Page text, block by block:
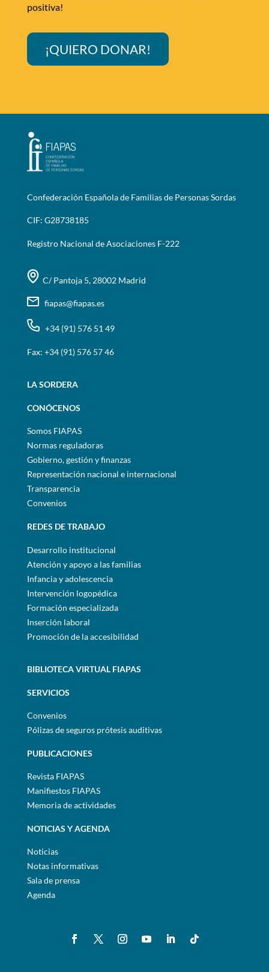
positiva!
¡QUIERO DONAR!
Confederación Española de Familias de Personas Sordas
CIF: G28738185
Registro Nacional de Asociaciones F-222
C/ Pantoja 5, 28002 Madrid
fiapas@fiapas.es
+34 (91) 576 51 49
Fax: +34 (91) 576 57 46
LA SORDERA
CONÓCENOS
Somos FIAPAS
Normas reguladoras
Gobierno, gestión y finanzas
Representación nacional e internacional
Transparencia
Convenios
REDES DE TRABAJO
Desarrollo institucional
Atención y apoyo a las familias
Infancia y adolescencia
Intervención logopédica
Formación especializada
Inserción laboral
Promoción de la accesibilidad
BIBLIOTECA VIRTUAL FIAPAS
SERVICIOS
Convenios
Pólizas de seguros prótesis auditivas
PUBLICACIONES
Revista FIAPAS
Manifiestos FIAPAS
Memoria de actividades
NOTICIAS Y AGENDA
Noticias
Notas informativas
Sala de prensa
Agenda